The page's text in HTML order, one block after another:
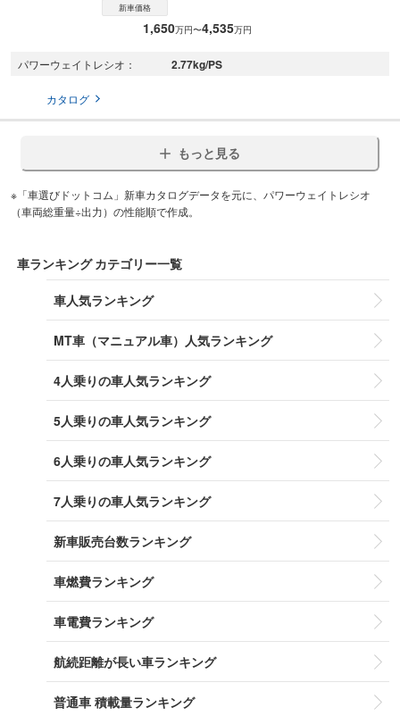
新車価格
1,650万円〜4,535万円
パワーウェイトレシオ 2.77kg/PS
カタログ
もっと見る
※「車選びドットコム」新車カタログデータを元に、パワーウェイトレシオ
（車両総重量÷出力）の性能順で作成。
車ランキング カテゴリー一覧
車人気ランキング
MT車（マニュアル車）人気ランキング
4人乗りの車人気ランキング
5人乗りの車人気ランキング
6人乗りの車人気ランキング
7人乗りの車人気ランキング
新車販売台数ランキング
車燃費ランキング
車電費ランキング
航続距離が長い車ランキング
普通車 積載量ランキング